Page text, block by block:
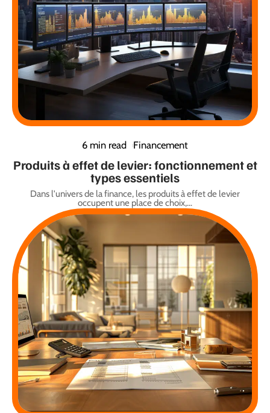
6 min read Financement
Produits à effet de levier: fonctionnement et
types essentiels
Dans l'univers de la finance, les produits à effet de levier
occupent une place de choix,…